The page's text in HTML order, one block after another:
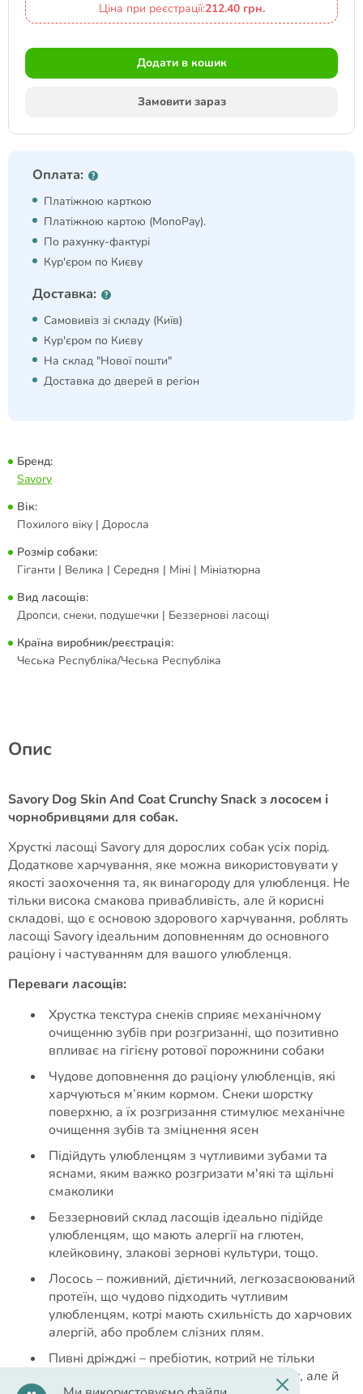
Ціна при реєстрації:212.40 грн.
Додати в кошик
Замовити зараз
Оплата:
Платіжною карткою
Платіжною картою (MonoPay).
По рахунку-фактурі
Кур'єром по Києву
Доставка:
Самовивіз зі складу (Київ)
Кур'єром по Києву
На склад "Нової пошти"
Доставка до дверей в регіон
Бренд:
Savory
Вік:
Похилого віку | Доросла
Розмір собаки:
Гіганти | Велика | Середня | Міні | Мініатюрна
Вид ласощів:
Дропси, снеки, подушечки | Беззернові ласощі
Країна виробник/реєстрація:
Чеська Республіка/Чеська Республіка
Опис
Savory Dog Skin And Coat Crunchy Snack з лососем і
чорнобривцями для собак.
Хрусткі ласощі Savory для дорослих собак усіх порід.
Додаткове харчування, яке можна використовувати у
якості заохочення та, як винагороду для улюбленця. Не
тільки висока смакова привабливість, але й корисні
складові, що є основою здорового харчування, роблять
ласощі Savory ідеальним доповненням до основного
раціону і частуванням для вашого улюбленця.
Переваги ласощів:
Хрустка текстура снеків сприяє механічному
очищенню зубів при розгризанні, що позитивно
впливає на гігієну ротової порожнини собаки
Чудове доповнення до раціону улюбленців, які
харчуються м’яким кормом. Снеки шорстку
поверхню, а їх розгризання стимулює механічне
очищення зубів та зміцнення ясен
Підійдуть улюбленцям з чутливими зубами та
яснами, яким важко розгризати м'які та щільні
смаколики
Беззерновий склад ласощів ідеально підійде
улюбленцям, що мають алергії на глютен,
клейковину, злакові зернові культури, тощо.
Лосось – поживний, дієтичний, легкозасвоюваний
протеїн, що чудово підходить чутливим
улюбленцям, котрі мають схильність до харчових
алергій, або проблем слізних плям.
Пивні дріжджі – пребіотик, котрий не тільки
налагоджує травлення і зміцнює імунітет, але й